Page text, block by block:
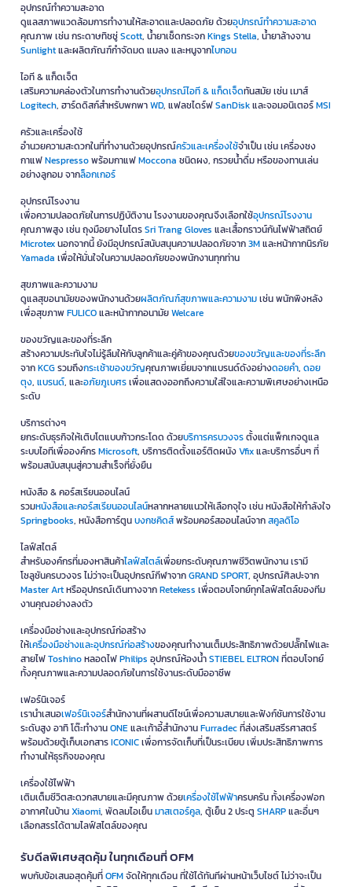
อุปกรณ์ทำความสะอาด
ดูแลสภาพแวดล้อมการทำงานให้สะอาดและปลอดภัย ด้วยอุปกรณ์ทำความสะอาด
คุณภาพ เช่น กระดาษทิชชู่Scott, น้ำยาเช็ดกระจกKings Stella, น้ำยาล้างจาน
Sunlightและผลิตภัณฑ์กำจัดมด แมลง และหนูจากไบกอน
ไอที & แก็ดเจ็ต
เสริมความคล่องตัวในการทำงานด้วยอุปกรณ์ไอที & แก็ดเจ็ดทันสมัย เช่น เมาส์
Logitech, ฮาร์ดดิสก์สำหรับพกพาWD, แฟลชไดร์ฟSanDiskและจอมอนิเตอร์MSI
ครัวและเครื่องใช้
อำนวยความสะดวกในที่ทำงานด้วยอุปกรณ์ครัวและเครื่องใช้จำเป็น เช่น เครื่องชง
กาแฟNespressoพร้อมกาแฟMoccona ชนิดผง, กรวยน้ำดื่ม หรือของทานเล่น
อย่างลูกอม จากล็อกเกอร์
อุปกรณ์โรงงาน
เพื่อความปลอดภัยในการปฏิบัติงาน โรงงานของคุณจึงเลือกใช้อุปกรณ์โรงงาน
คุณภาพสูง เช่น ถุงมือยางไนโตรSri Trang Gloves และเสื้อกราวน์กันไฟฟ้าสถิตย์
Microtexนอกจากนี้ ยังมีอุปกรณ์สนับสนุนความปลอดภัยจาก3Mและหน้ากากนิรภัย
Yamada เพื่อให้มั่นใจในความปลอดภัยของพนักงานทุกท่าน
สุขภาพและความงาม
ดูแลสุขอนามัยของพนักงานด้วยผลิตภัณฑ์สุขภาพและความงามเช่น พนักพิงหลัง
เพื่อสุขภาพFULICOและหน้ากากอนามัยWelcare
ของขวัญและของที่ระลึก
สร้างความประทับใจไม่รู้ลืมให้กับลูกค้าและคู่ค้าของคุณด้วยของขวัญและของที่ระลึก
จากKCGรวมถึงกระเช้าของขวัญคุณภาพเยี่ยมจากแบรนด์ดังอย่างดอยคำ, ดอย
ตุง, แบรนด์, และอภัยภูเบศรเพื่อแสดงออกถึงความใส่ใจและความพิเศษอย่างเหนือ
ระดับ
บริการต่างๆ
ยกระดับธุรกิจให้เติบโตแบบก้าวกระโดด ด้วยบริการครบวงจรตั้งแต่แพ็กเกจดูแล
ระบบไอทีเพื่อองค์กรMicrosoft, บริการติดตั้งแอร์ติดผนังVfixและบริการอื่นๆ ที่
พร้อมสนับสนุนสู่ความสำเร็จที่ยั่งยืน
หนังสือ & คอร์สเรียนออนไลน์
รวมหนังสือและคอร์สเรียนออนไลน์หลากหลายแนวให้เลือกจุใจ เช่น หนังสือให้กำลังใจ
Springbooks, หนังสือการ์ตูนบงกชคิดส์พร้อมคอร์สออนไลน์จากสคูลดิโอ
ไลฟ์สไตล์
สำหรับองค์กรที่มองหาสินค้าไลฟ์สไตล์เพื่อยกระดับคุณภาพชีวิตพนักงาน เรามี
โซลูชันครบวงจร ไม่ว่าจะเป็นอุปกรณ์กีฬาจากGRAND SPORT, อุปกรณ์ศิลปะจาก
Master Artหรืออุปกรณ์เดินทางจากRetekess เพื่อตอบโจทย์ทุกไลฟ์สไตล์ของทีม
งานคุณอย่างลงตัว
เครื่องมือช่างและอุปกรณ์ก่อสร้าง
ให้เครื่องมือช่างและอุปกรณ์ก่อสร้างของคุณทำงานเต็มประสิทธิภาพด้วยปลั๊กไฟและ
สายไฟToshinoหลอดไฟPhilips อุปกรณ์ห้องน้ำSTIEBEL ELTRONที่ตอบโจทย์
ทั้งคุณภาพและความปลอดภัยในการใช้งานระดับมืออาชีพ
เฟอร์นิเจอร์
เรานำเสนอเฟอร์นิเจอร์สำนักงานที่ผสานดีไซน์เพื่อความสบายและฟังก์ชันการใช้งาน
ระดับสูง อาทิ โต๊ะทำงานONEและเก้าอี้สำนักงานFurradecที่ส่งเสริมสรีรศาสตร์
พร้อมด้วยตู้เก็บเอกสารICONICเพื่อการจัดเก็บที่เป็นระเบียบ เพิ่มประสิทธิภาพการ
ทำงานให้ธุรกิจของคุณ
เครื่องใช้ไฟฟ้า
เติมเต็มชีวิตสะดวกสบายและมีคุณภาพ ด้วยเครื่องใช้ไฟฟ้าครบครัน ทั้งเครื่องฟอก
อากาศในบ้านXiaomi, พัดลมไอเย็นมาสเตอร์คูล, ตู้เย็น 2 ประตูSHARPและอื่นๆ
เลือกสรรได้ตามไลฟ์สไตล์ของคุณ
รับดีลพิเศษสุดคุ้ม ในทุกเดือนที่ OFM
พบกับข้อเสนอสุดคุ้มที่OFMจัดให้ทุกเดือน ที่ใช้ได้ทันทีผ่านหน้าเว็บไซต์ ไม่ว่าจะเป็น